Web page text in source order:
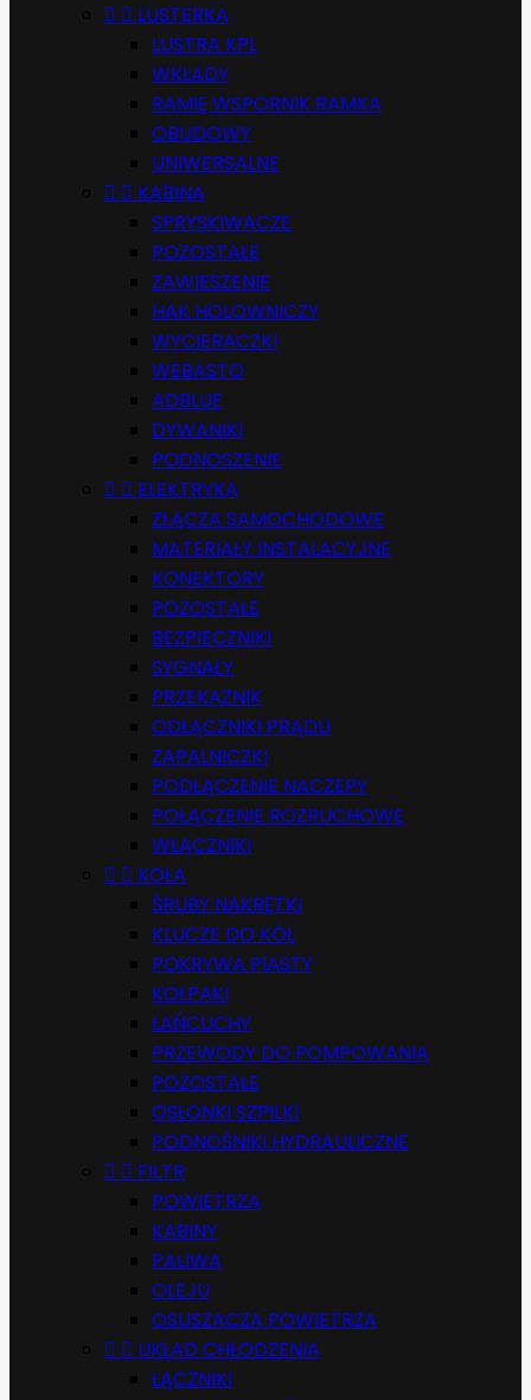
  LUSTERKA
LUSTRA KPL
WKŁADY
RAMIĘ WSPORNIK RAMKA
OBUDOWY
UNIWERSALNE
  KABINA
SPRYSKIWACZE
POZOSTAŁE
ZAWIESZENIE
HAK HOLOWNICZY
WYCIERACZKI
WEBASTO
ADBLUE
DYWANIKI
PODNOSZENIE
  ELEKTRYKA
ZŁĄCZA SAMOCHODOWE
MATERIAŁY INSTALACYJNE
KONEKTORY
POZOSTAŁE
BEZPIECZNIKI
SYGNAŁY
PRZEKAŻNIK
ODŁĄCZNIKI PRĄDU
ZAPALNICZKI
PODŁĄCZENIE NACZEPY
POŁĄCZENIE ROZRUCHOWE
WŁĄCZNIKI
  KOŁA
ŚRUBY NAKRĘTKI
KLUCZE DO KÓŁ
POKRYWA PIASTY
KOŁPAKI
ŁAŃCUCHY
PRZEWODY DO POMPOWANIA
POZOSTAŁE
OSŁONKI SZPILKI
PODNOŚNIKI HYDRAULICZNE
  FILTR
POWIETRZA
KABINY
PALIWA
OLEJU
OSUSZACZA POWIETRZA
  UKŁAD CHŁODZENIA
ŁĄCZNIKI